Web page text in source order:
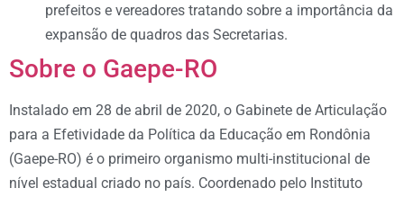
prefeitos e vereadores tratando sobre a importância da
expansão de quadros das Secretarias.
Sobre o Gaepe-RO
Instalado em 28 de abril de 2020, o Gabinete de Articulação
para a Efetividade da Política da Educação em Rondônia
(Gaepe-RO) é o primeiro organismo multi-institucional de
nível estadual criado no país. Coordenado pelo Instituto